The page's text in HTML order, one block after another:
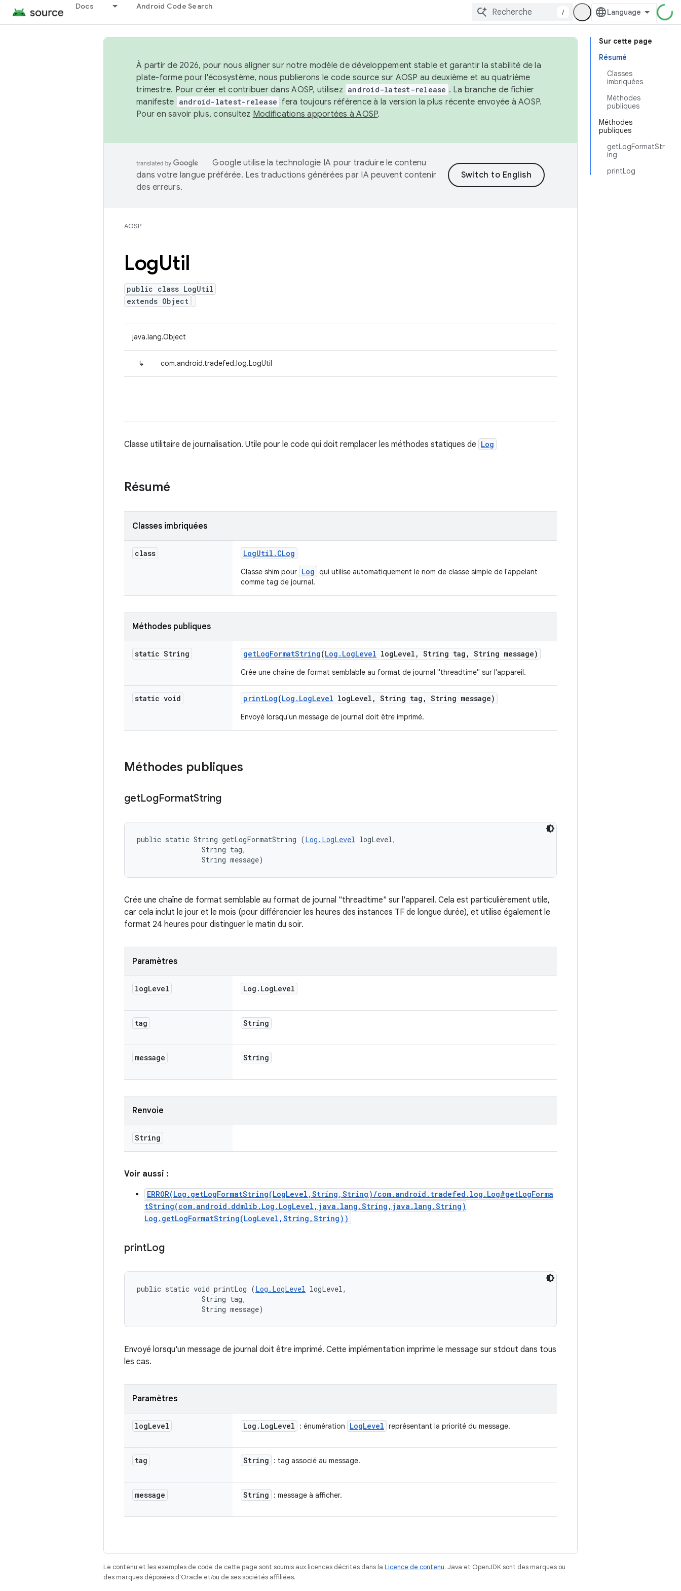
Docs Android Code Search
/
Sur cette page
Résumé
Classes
imbriquées
Méthodes
publiques
Méthodes
publiques
getLogFormatStr
ing
printLog
À partir de 2026, pour nous aligner sur notre modèle de développement stable et garantir la stabilité de la
plate-forme pour l'écosystème, nous publierons le code source sur AOSP au deuxième et au quatrième
trimestre. Pour créer et contribuer dans AOSP, utilisez android-latest-release . La branche de fichier
manifeste android-latest-release fera toujours référence à la version la plus récente envoyée à AOSP.
Pour en savoir plus, consultez Modifications apportées à AOSP.
Google utilise la technologie IA pour traduire le contenu
dans votre langue préférée. Les traductions générées par IA peuvent contenir
des erreurs.
AOSP
LogUtil
public class LogUtil
extends Object
java.lang.Object
↳ com.android.tradefed.log.LogUtil
Classe utilitaire de journalisation. Utile pour le code qui doit remplacer les méthodes statiques de Log
Résumé
Classes imbriquées
class LogUtil . CLog
Classe shim pour Log qui utilise automatiquement le nom de classe simple de l'appelant
comme tag de journal.
Méthodes publiques
static String getLogFormatString(Log . LogLevel logLevel , String tag , String message)
Crée une chaîne de format semblable au format de journal "threadtime" sur l'appareil.
static void printLog(Log . LogLevel logLevel , String tag , String message)
Envoyé lorsqu'un message de journal doit être imprimé.
Méthodes publiques
getLogFormatString
public static String getLogFormatString (Log.LogLevel logLevel,
                String tag,
                String message)
Crée une chaîne de format semblable au format de journal "threadtime" sur l'appareil. Cela est particulièrement utile,
car cela inclut le jour et le mois (pour différencier les heures des instances TF de longue durée), et utilise également le
format 24 heures pour distinguer le matin du soir.
Paramètres
logLevel Log . LogLevel
tag String
message String
Renvoie
String
Voir aussi :
ERROR(Log.getLogFormatString(LogLevel,String,String)/com.android.tradefed.log.Log#getLogForma
tString(com.android.ddmlib.Log.LogLevel,java.lang.String,java.lang.String)
Log.getLogFormatString(LogLevel,String,String))
printLog
public static void printLog (Log.LogLevel logLevel,
                String tag,
                String message)
Envoyé lorsqu'un message de journal doit être imprimé. Cette implémentation imprime le message sur stdout dans tous
les cas.
Paramètres
logLevel Log . LogLevel : énumération LogLevel représentant la priorité du message.
tag String : tag associé au message.
message String : message à afficher.
Le contenu et les exemples de code de cette page sont soumis aux licences décrites dans la Licence de contenu. Java et OpenJDK sont des marques ou
des marques déposées d'Oracle et/ou de ses sociétés affiliées.